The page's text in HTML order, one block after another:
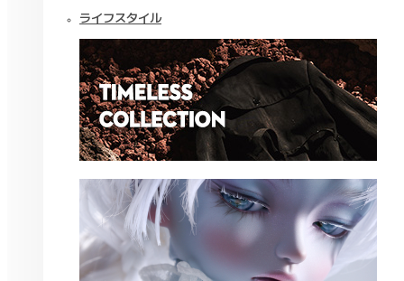
ライフスタイル